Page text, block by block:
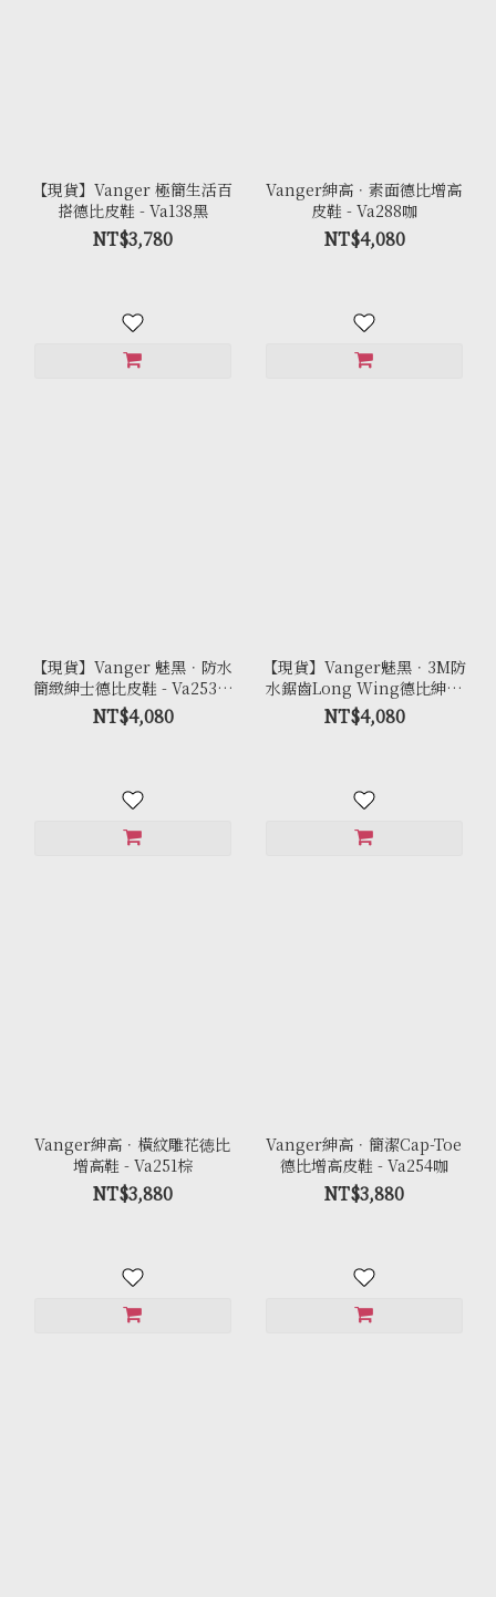
【現貨】Vanger 極簡生活百
搭德比皮鞋 - Va138黑
NT$3,780
Vanger紳高．素面德比增高
皮鞋 - Va288咖
NT$4,080
【現貨】Vanger 魅黑．防水
簡緻紳士德比皮鞋 - Va253防
水黑
NT$4,080
【現貨】Vanger魅黑．3M防
水鋸齒Long Wing德比紳士
皮鞋 - Va261防水黑
NT$4,080
Vanger紳高．橫紋雕花徳比
增高鞋 - Va251棕
NT$3,880
Vanger紳高．簡潔Cap-Toe
德比增高皮鞋 - Va254咖
NT$3,880